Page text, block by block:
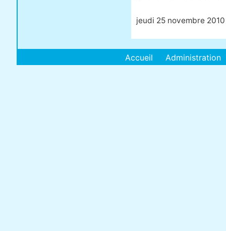
jeudi 25 novembre 2010
Accueil Administration